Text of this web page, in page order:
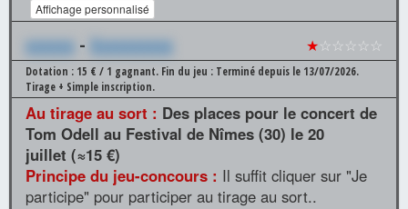
Affichage personnalisé
xxxxxx - Xxxxxxxxxx ★☆☆☆☆☆
Dotation : 15 € / 1 gagnant. Fin du jeu : Terminé depuis le 13/07/2026.
Tirage + Simple inscription.
Au tirage au sort : Des places pour le concert de
Tom Odell au Festival de Nîmes (30) le 20
juillet (≈15 €)
Principe du jeu-concours : Il suffit cliquer sur "Je
participe" pour participer au tirage au sort..